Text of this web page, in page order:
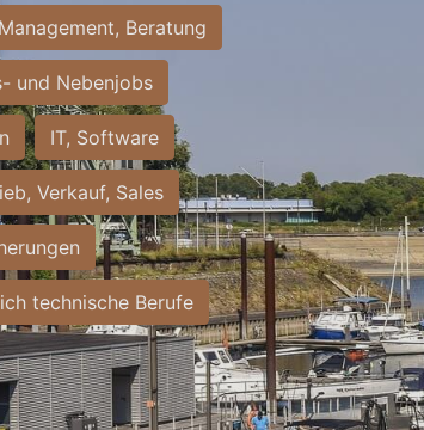
Management, Beratung
und Nebenjobs
IT, Software
Verkauf, Sales
technische Berufe